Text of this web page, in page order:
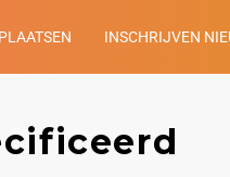
INSCHRIJVEN